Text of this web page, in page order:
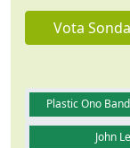
Vota
Plastic Ono
John